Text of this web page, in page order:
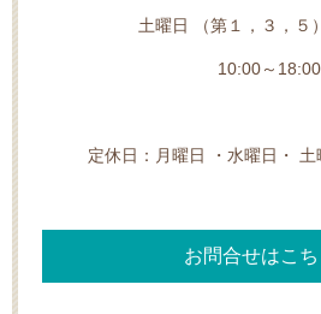
土曜日 （第１，３，５
10:00～18:00
定休日：月曜日 ・水曜日・ 土
お問合せはこち